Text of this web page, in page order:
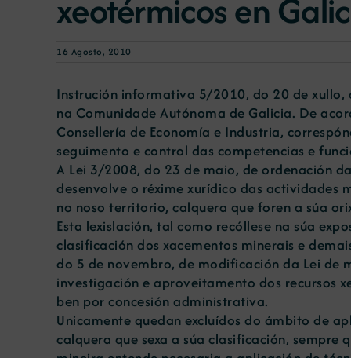
xeotérmicos en
16 Agosto, 2010
Instrución informativa 5/2010, do 20 de xullo,
na Comunidade Autónoma de Galicia. De
Consellería de Economía e Industria,
seguimento e control das competencias e
A Lei 3/2008, do 23 de maio, de ordenación
desenvolve o réxime xurídico das actividades
no noso territorio, calquera que foren a súa
Esta lexislación, tal como recóllese na súa
clasificación dos xacementos minerais e
do 5 de novembro, de modificación da Lei de
investigación e aproveitamento dos recursos
ben por concesión administrativa.
Unicamente quedan excluídos do ámbito de
calquera que sexa a súa clasificación,